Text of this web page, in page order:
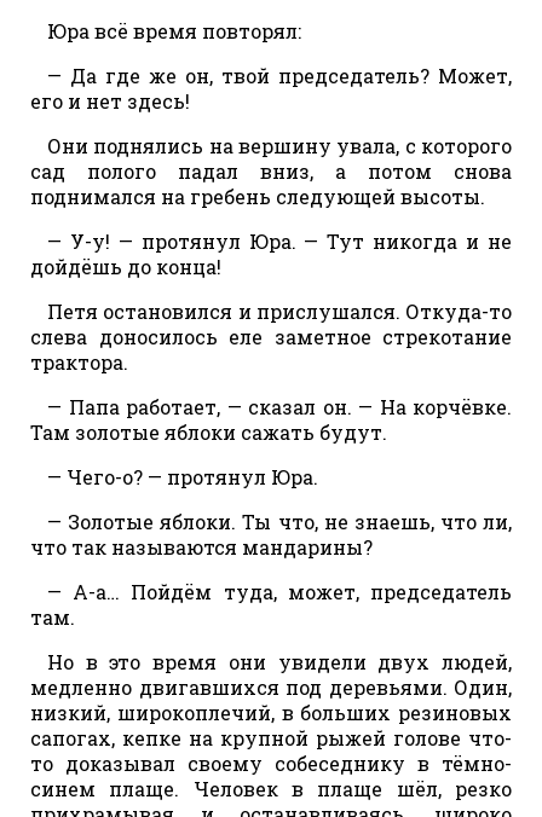
Юра всё время повторял:
— Да где же он, твой председатель? Может,
его и нет здесь!
Они поднялись на вершину увала, с которого
сад полого падал вниз, а потом снова
поднимался на гребень следующей высоты.
— У-у! — протянул Юра. — Тут никогда и не
дойдёшь до конца!
Петя остановился и прислушался. Откуда-то
слева доносилось еле заметное стрекотание
трактора.
— Папа работает, — сказал он. — На корчёвке.
Там золотые яблоки сажать будут.
— Чего-о? — протянул Юра.
— Золотые яблоки. Ты что, не знаешь, что ли,
что так называются мандарины?
— А-а… Пойдём туда, может, председатель
там.
Но в это время они увидели двух людей,
медленно двигавшихся под деревьями. Один,
низкий, широкоплечий, в больших резиновых
сапогах, кепке на крупной рыжей голове что-
то доказывал своему собеседнику в тёмно-
синем плаще. Человек в плаще шёл, резко